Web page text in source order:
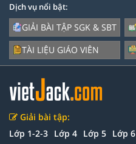
Dịch vụ nổi bật:
GIẢI BÀI TẬP SGK & SBT
TÀI LIỆU GIÁO VIÊN
Giải bài tập:
Lớp 1-2-3 Lớp 4 Lớp 5 Lớp 6